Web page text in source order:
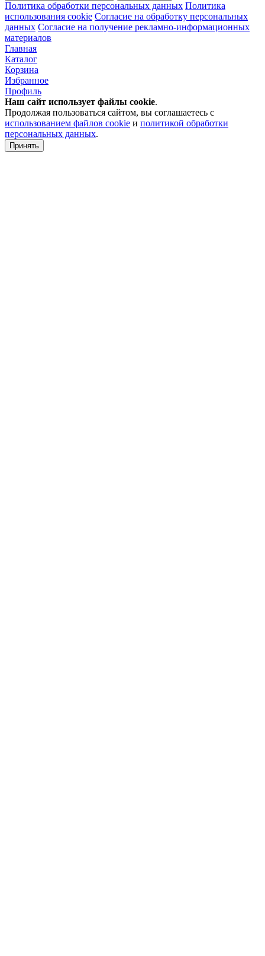
Политика обработки персональных данных Политика
использования cookie Согласие на обработку персональных
данных Согласие на получение рекламно-информационных
материалов
Главная
Каталог
Корзина
Избранное
Профиль
Наш сайт использует файлы cookie.
Продолжая пользоваться сайтом, вы соглашаетесь с
использованием файлов cookie и политикой обработки
персональных данных.
Принять